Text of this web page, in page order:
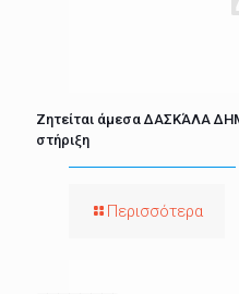
Ζητείται άμεσα ΔΑΣΚΆΛΑ
στήριξη
Περισσότερα